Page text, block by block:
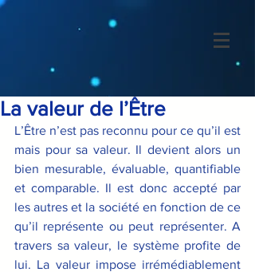
La valeur de l’Être
L’Être n’est pas reconnu pour ce qu’il est
mais pour sa valeur. Il devient alors un
bien mesurable, évaluable, quantifiable
et comparable. Il est donc accepté par
les autres et la société en fonction de ce
qu’il représente ou peut représenter. A
travers sa valeur, le système profite de
lui. La valeur impose irrémédiablement